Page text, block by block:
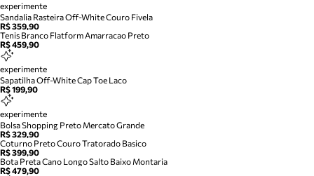
experimente
Sandalia Rasteira Off-White Couro Fivela
R$ 359,90
Tenis Branco Flatform Amarracao Preto
R$ 459,90
experimente
Sapatilha Off-White Cap Toe Laco
R$ 199,90
experimente
Bolsa Shopping Preto Mercato Grande
R$ 329,90
Coturno Preto Couro Tratorado Basico
R$ 399,90
Bota Preta Cano Longo Salto Baixo Montaria
R$ 479,90